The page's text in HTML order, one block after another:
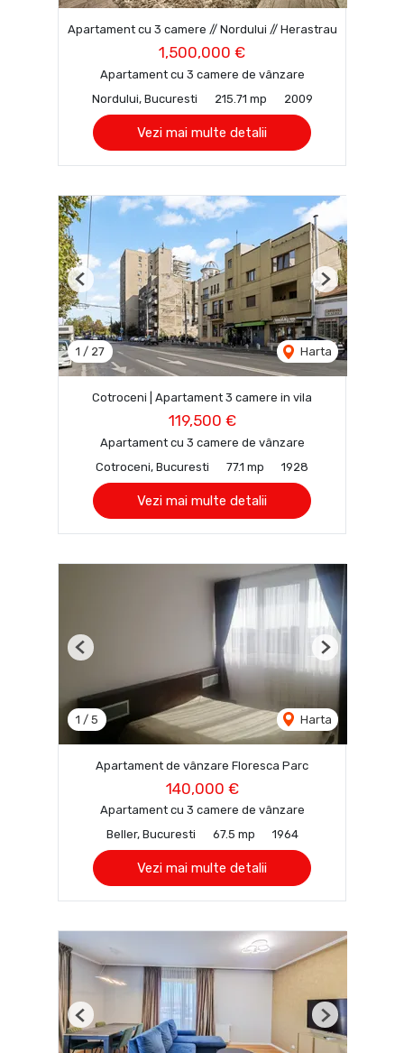
Apartament cu 3 camere // Nordului // Herastrau
1,500,000 €
Apartament cu 3 camere de vânzare
Nordului, Bucuresti
215.71 mp 2009
Vezi mai multe detalii
1 / 27 Harta
Previous Next
Cotroceni | Apartament 3 camere in vila
119,500 €
Apartament cu 3 camere de vânzare
Cotroceni, Bucuresti
77.1 mp 1928
Vezi mai multe detalii
1 / 5 Harta
Previous Next
Apartament de vânzare Floresca Parc
140,000 €
Apartament cu 3 camere de vânzare
Beller, Bucuresti
67.5 mp 1964
Vezi mai multe detalii
Previous Next